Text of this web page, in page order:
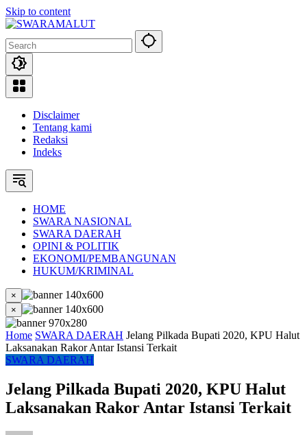
Skip to content
Disclaimer
Tentang kami
Redaksi
Indeks
HOME
SWARA NASIONAL
SWARA DAERAH
OPINI & POLITIK
EKONOMI/PEMBANGUNAN
HUKUM/KRIMINAL
×
×
Home SWARA DAERAH Jelang Pilkada Bupati 2020, KPU Halut
Laksanakan Rakor Antar Istansi Terkait
SWARA DAERAH
Jelang Pilkada Bupati 2020, KPU Halut
Laksanakan Rakor Antar Istansi Terkait